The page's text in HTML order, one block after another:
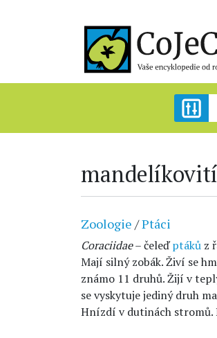
mandelíkovití
Zoologie /Ptáci
Coraciidae– čeleďptáků z
Mají silný zobák. Živí se
známo 11 druhů. Žijí v
se vyskytuje jediný druh
Hnízdí v dutinách stromů.